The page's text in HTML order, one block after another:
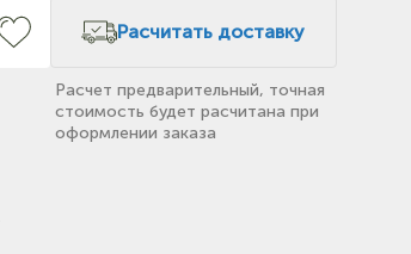
Расчитать доставку
Расчет предварительный, точная
стоимость будет расчитана при
оформлении заказа